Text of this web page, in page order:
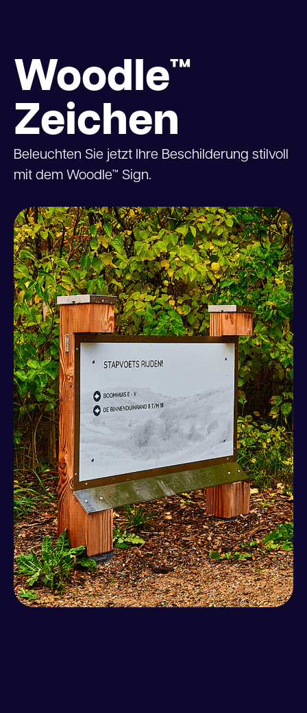
Woodle™
Zeichen
Beleuchten Sie jetzt Ihre Beschilderung stilvoll
mit dem Woodle™ Sign.